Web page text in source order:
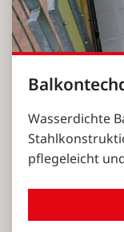
Wasserdichte
pflegeleicht